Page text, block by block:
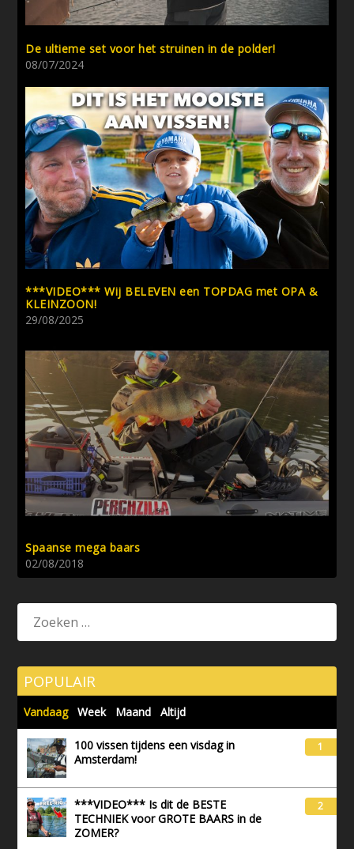
De ultieme set voor het struinen in de polder!
08/07/2024
***VIDEO*** Wij BELEVEN een TOPDAG met OPA &
KLEINZOON!
29/08/2025
Spaanse mega baars
02/08/2018
POPULAIR
Vandaag Week Maand Altijd
100 vissen tijdens een visdag in
Amsterdam!
1
***VIDEO*** Is dit de BESTE
TECHNIEK voor GROTE BAARS in de
ZOMER?
2